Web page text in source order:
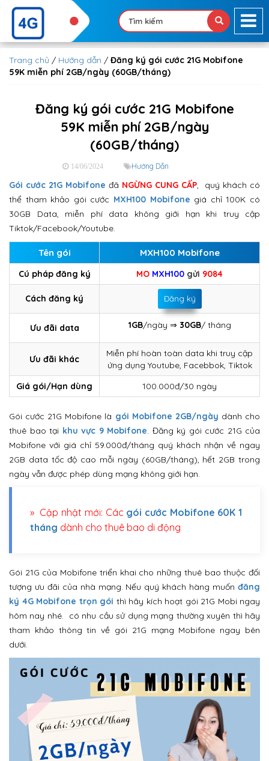
Trang chủ / Hướng dẫn / Đăng ký gói cước 21G Mobifone
59K miễn phí 2GB/ngày (60GB/tháng)
Đăng ký gói cước 21G Mobifone
59K miễn phí 2GB/ngày
(60GB/tháng)
14/06/2024 Hướng Dẫn
Gói cước 21G Mobifone đã NGỪNG CUNG CẤP, quý khách có
thể tham khảo gói cước MXH100 Mobifone giá chỉ 100K có
30GB Data, miễn phí data không giới hạn khi truy cập
Tiktok/Facebook/Youtube.
Tên gói MXH100 Mobifone
Cú pháp đăng ký MO MXH100 gửi 9084
Cách đăng ký Đăng ký
Ưu đãi data 1GB/ngày ⇒ 30GB/ tháng
Ưu đãi khác
Miễn phí hoàn toàn data khi truy cập
ứng dụng Youtube, Facebbok, Tiktok
Giá gói/Hạn dùng
100.000đ/30 ngày
Gói cước 21G Mobifone là gói Mobifone 2GB/ngày dành cho
thuê bao tại khu vực 9 Mobifone. Đăng ký gói cước 21G của
Mobifone với giá chỉ 59.000đ/tháng quý khách nhận về ngay
2GB data tốc độ cao mỗi ngày (60GB/tháng), hết 2GB trong
ngày vẫn được phép dùng mạng không giới hạn.
» Cập nhật mới: Các gói cước Mobifone 60K 1
tháng dành cho thuê bao di động
Gói 21G của Mobifone triển khai cho những thuê bao thuộc đối
tượng ưu đãi của nhà mạng. Nếu quý khách hàng muốn đăng
ký 4G Mobifone trọn gói thì hãy kích hoạt gói 21G Mobi ngay
hôm nay nhé. có nhu cầu sử dụng mạng thường xuyên thì hãy
tham khảo thông tin về gói 21G mạng Mobifone ngay bên
dưới.